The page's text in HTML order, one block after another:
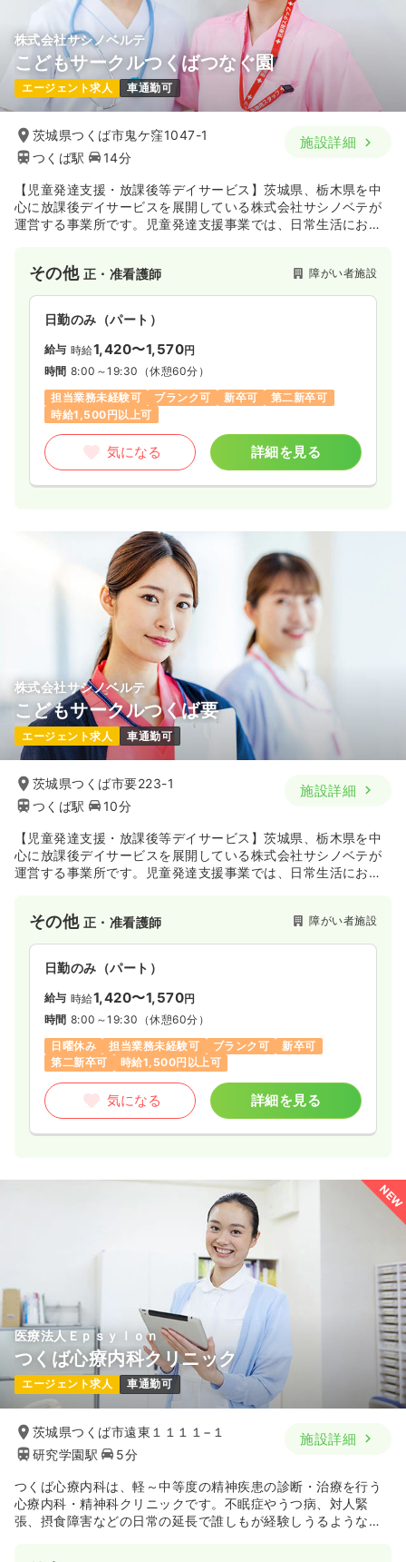
株式会社サシノベルテ
こどもサークルつくばつなぐ園
エージェント求人 車通勤可
茨城県つくば市鬼ケ窪1047-1
つくば駅
14分
施設詳細
【児童発達支援・放課後等デイサービス】茨城県、栃木県を中
心に放課後デイサービスを展開している株式会社サシノベテが
運営する事業所です。児童発達支援事業では、日常生活におけ
ています。放課後等デイサービスでは学校の放課後や休日に生
活能力の向上のために必要な支援を行い、個性を磨きながら成
長できる場を提供しています。
その他 正・准看護師 障がい者施設
日勤のみ（パート）
給与 時給1,420〜1,570円
時間 8:00～19:30 （休憩60分）
担当業務未経験可
ブランク可 新卒可
第二新卒可
時給1,500円以上可
気になる 詳細を見る
株式会社サシノベルテ
こどもサークルつくば要
エージェント求人 車通勤可
茨城県つくば市要223-1
つくば駅
10分
施設詳細
【児童発達支援・放課後等デイサービス】茨城県、栃木県を中
心に放課後デイサービスを展開している株式会社サシノベテが
運営する事業所です。児童発達支援事業では、日常生活におけ
ています。放課後等デイサービスでは学校の放課後や休日に生
活能力の向上のために必要な支援を行い、個性を磨きながら成
長できる場を提供しています。
その他 正・准看護師 障がい者施設
日勤のみ（パート）
給与 時給1,420〜1,570円
時間 8:00～19:30 （休憩60分）
日曜休み
担当業務未経験可 ブランク可
新卒可
第二新卒可
時給1,500円以上可
気になる 詳細を見る
NEW
医療法人Ｅｐｓｙｌｏｎ
つくば心療内科クリニック
エージェント求人 車通勤可
茨城県つくば市遠東１１１１−１
研究学園駅
5分
施設詳細
つくば心療内科は、軽～中等度の精神疾患の診断・治療を行う
心療内科・精神科クリニックです。不眠症やうつ病、対人緊
張、摂食障害などの日常の延長で誰しもが経験しうるような症